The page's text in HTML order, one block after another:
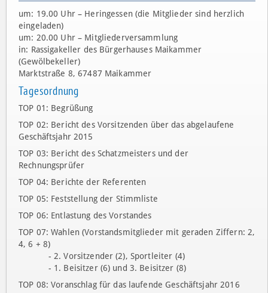
um: 19.00 Uhr – Heringessen (die Mitglieder sind herzlich
eingeladen)
um: 20.00 Uhr – Mitgliederversammlung
in: Rassigakeller des Bürgerhauses Maikammer
(Gewölbekeller)
Marktstraße 8, 67487 Maikammer
Tagesordnung
TOP 01: Begrüßung
TOP 02: Bericht des Vorsitzenden über das abgelaufene
Geschäftsjahr 2015
TOP 03: Bericht des Schatzmeisters und der
Rechnungsprüfer
TOP 04: Berichte der Referenten
TOP 05: Feststellung der Stimmliste
TOP 06: Entlastung des Vorstandes
TOP 07: Wahlen (Vorstandsmitglieder mit geraden Ziffern: 2,
4, 6 + 8)
- 2. Vorsitzender (2), Sportleiter (4)
- 1. Beisitzer (6) und 3. Beisitzer (8)
TOP 08: Voranschlag für das laufende Geschäftsjahr 2016